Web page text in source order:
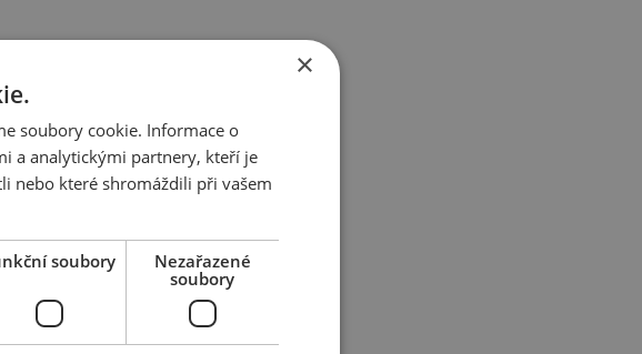
×
soubory cookie. Informace o
a analytickými partnery, kteří je
nebo které shromáždili při vašem
soubory
Nezařazené
soubory